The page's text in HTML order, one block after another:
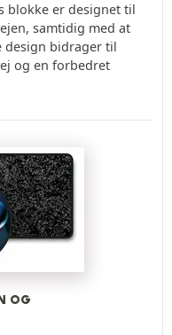
blokke er designet til
samtidig med at
design bidrager til
og en forbedret
OG